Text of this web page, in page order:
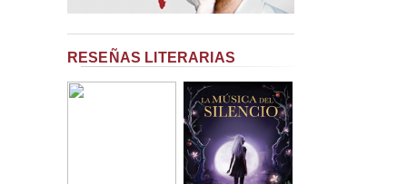
RESEÑAS LITERARIAS